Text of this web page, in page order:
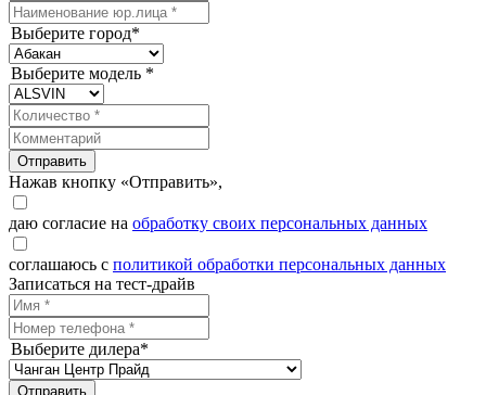
Выберите город*
Выберите модель *
Отправить
Нажав кнопку «Отправить»,
даю согласие на обработку своих персональных данных
соглашаюсь с политикой обработки персональных данных
Записаться на тест-драйв
Выберите дилера*
Отправить